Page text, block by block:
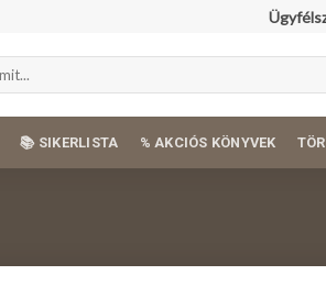
📚 SIKERLISTA % AKCIÓS KÖNYVEK